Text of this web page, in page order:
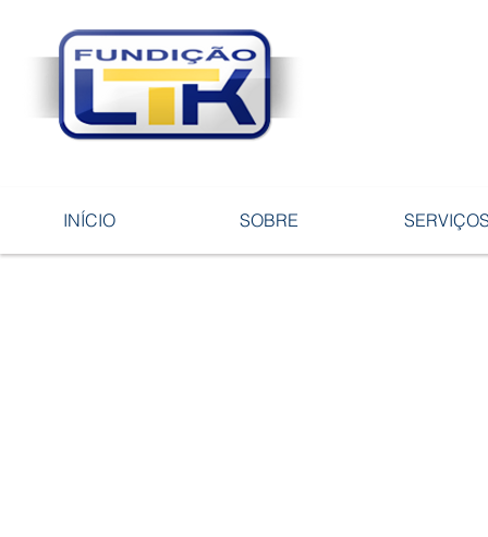
INÍCIO SOBRE